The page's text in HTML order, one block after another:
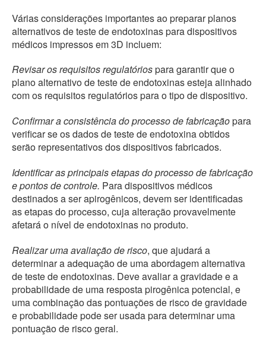
Várias considerações importantes ao preparar planos
alternativos de teste de endotoxinas para dispositivos
médicos impressos em 3D incluem:
Revisar os requisitos regulatóriospara garantir que o
plano alternativo de teste de endotoxinas esteja alinhado
com os requisitos regulatórios para o tipo de dispositivo.
Confirmar a consistência do processo de fabricaçãopara
verificar se os dados de teste de endotoxina obtidos
serão representativos dos dispositivos fabricados.
Identificar as principais etapas do processo de fabricação
e pontos de controle. Para dispositivos médicos
destinados a ser apirogênicos, devem ser identificadas
as etapas do processo, cuja alteração provavelmente
afetará o nível de endotoxinas no produto.
Realizar uma avaliação de risco, que ajudará a
determinar a adequação de uma abordagem alternativa
de teste de endotoxinas. Deve avaliar a gravidade e a
probabilidade de uma resposta pirogênica potencial, e
uma combinação das pontuações de risco de gravidade
e probabilidade pode ser usada para determinar uma
pontuação de risco geral.